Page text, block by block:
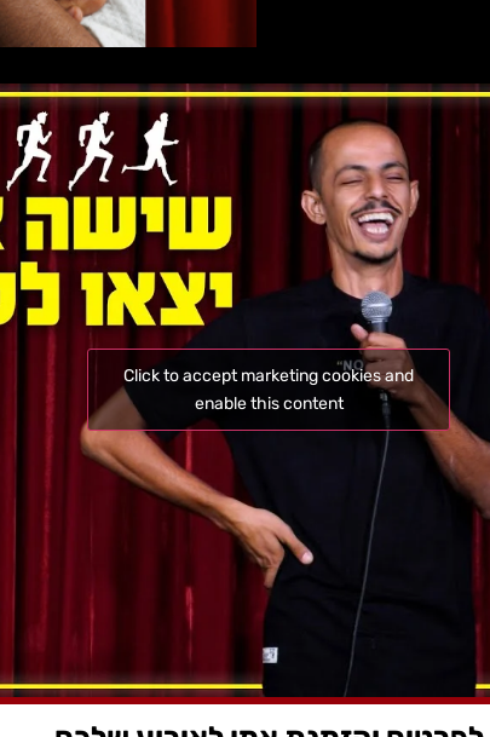
Click to accept marketing cookies and
enable this content